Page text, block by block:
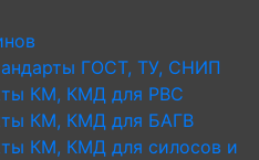
ГОСТ, ТУ, СНИП
КМ, КМД для РВС
КМ, КМД для БАГВ
КМ, КМД для силосов и